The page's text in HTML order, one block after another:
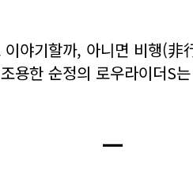
야기할까, 아니면 비행(
용한 순정의 로우라이더S
ㅡ